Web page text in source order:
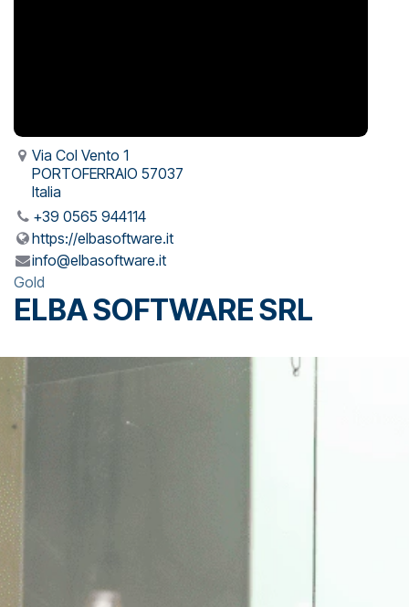
Via Col Vento 1
PORTOFERRAIO 57037
Italia
+39 0565 944114
https://elbasoftware.it
info@elbasoftware.it
Gold
ELBA SOFTWARE SRL